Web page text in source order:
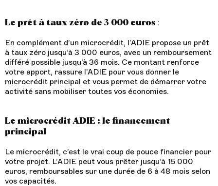
Le prêt à taux zéro de 3 000 euros :
En complément d’un microcrédit, l’ADIE propose un prêt
à taux zéro jusqu’à 3 000 euros, avec un remboursement
différé possible jusqu’à 36 mois. Ce montant renforce
votre apport, rassure l’ADIE pour vous donner le
microcrédit principal et vous permet de démarrer votre
activité sans mobiliser toutes vos économies.
Le microcrédit ADIE : le financement
principal
Le microcrédit, c’est le vrai coup de pouce financier pour
votre projet. L’ADIE peut vous prêter jusqu’à 15 000
euros, remboursables sur une durée de 6 à 48 mois selon
vos capacités.